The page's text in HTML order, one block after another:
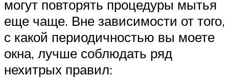
могут повторять процедуры мытья
еще чаще. Вне зависимости от того,
с какой периодичностью вы моете
окна, лучше соблюдать ряд
нехитрых правил: